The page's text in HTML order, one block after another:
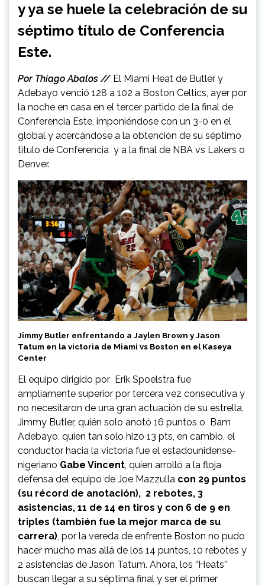
y ya se huele la celebración de su
séptimo título de Conferencia
Este.
Por Thiago Abalos // El Miami Heat de Butler y
Adebayo venció 128 a 102 a Boston Celtics, ayer por
la noche en casa en el tercer partido de la final de
Conferencia Este, imponiéndose con un 3-0 en el
global y acercándose a la obtención de su séptimo
titulo de Conferencia y a la final de NBA vs Lakers o
Denver.
Jimmy Butler enfrentando a Jaylen Brown y Jason
Tatum en la victoria de Miami vs Boston en el Kaseya
Center
El equipo dirigido por Erik Spoelstra fue
ampliamente superior por tercera vez consecutiva y
no necesitaron de una gran actuación de su estrella,
Jimmy Butler, quién solo anotó 16 puntos o Bam
Adebayo, quien tan solo hizo 13 pts, en cambio, el
conductor hacia la victoria fue el estadounidense-
nigeriano Gabe Vincent , quien arrolló a la floja
defensa del equipo de Joe Mazzulla con 29 puntos
(su récord de anotación), 2 rebotes, 3
asistencias, 11 de 14 en tiros y con 6 de 9 en
triples (también fue la mejor marca de su
carrera) , por la vereda de enfrente Boston no pudo
hacer mucho mas allá de los 14 puntos, 10 rebotes y
2 asistencias de Jason Tatum. Ahora, los “Heats”
buscan llegar a su séptima final y ser el primer